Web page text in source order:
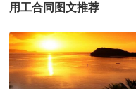
用工合同图文推荐